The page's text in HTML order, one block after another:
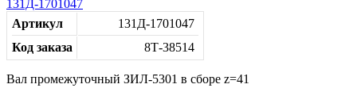
Артикул
131Д-1701047
Код заказа
8Т-38514
Вал промежуточный ЗИЛ-5301 в сборе z=41